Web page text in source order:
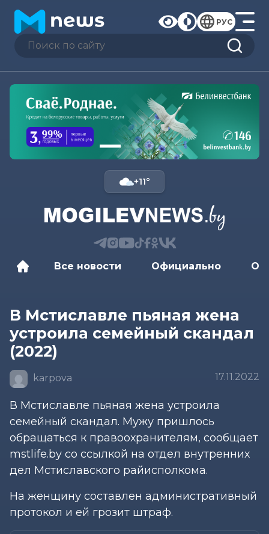
РУС
+11°
Все новости Официально
В Мстиславле пьяная жена
устроила семейный скандал
(2022)
karpova 17.11.2022
В Мстиславле пьяная жена устроила
семейный скандал. Мужу пришлось
обращаться к правоохранителям, сообщает
mstlife.by со ссылкой на отдел внутренних
дел Мстиславского райисполкома.
На женщину составлен административный
протокол и ей грозит штраф.